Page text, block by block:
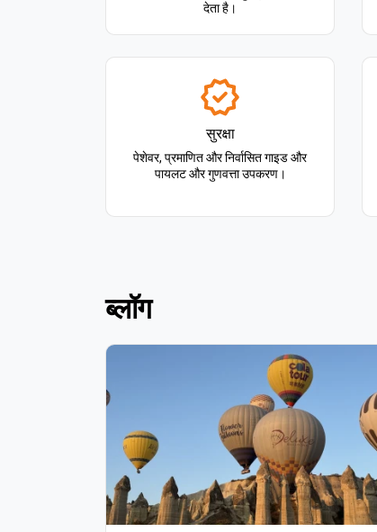
देता है।
सुरक्षा
पेशेवर, प्रमाणित और निर्वासित गाइड और
पायलट और गुणवत्ता उपकरण।
ब्लॉग